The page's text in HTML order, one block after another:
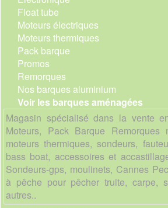
Float tube
Moteurs électriques
Moteurs thermiques
Pack barque
Promos
Remorques
Nos barques aluminium
Voir les barques aménagées
Magasin spécialisé dans la vente
Moteurs, Pack Barque Remorques
moteurs thermiques, sondeurs,
bass boat, accessoires et
Sondeurs-gps, moulinets, Cannes
à pêche pour pêcher truite, carpe,
autres..